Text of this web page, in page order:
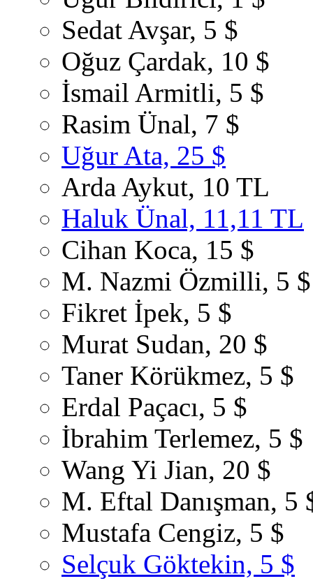
Sedat Avşar, 5 $
Oğuz Çardak, 10 $
İsmail Armitli, 5 $
Rasim Ünal, 7 $
Uğur Ata, 25 $
Arda Aykut, 10 TL
Haluk Ünal, 11,11 TL
Cihan Koca, 15 $
M. Nazmi Özmilli, 5 $
Fikret İpek, 5 $
Murat Sudan, 20 $
Taner Körükmez, 5 $
Erdal Paçacı, 5 $
İbrahim Terlemez, 5 $
Wang Yi Jian, 20 $
M. Eftal Danışman, 5
Mustafa Cengiz, 5 $
Selçuk Göktekin, 5 $